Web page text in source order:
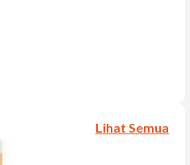
Lihat Semua